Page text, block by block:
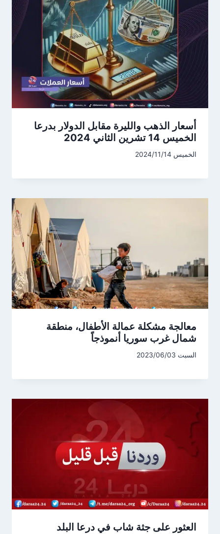
أسعار الذهب والليرة مقابل الدولار بدرعا
الخميس 14 تشرين الثاني 2024
الخميس 2024/11/14
معالجة مشكلة عمالة الأطفال، منطقة
شمال غرب سوريا أنموذجاً
السبت 2023/06/03
العثور على جثة شاب في درعا البلد